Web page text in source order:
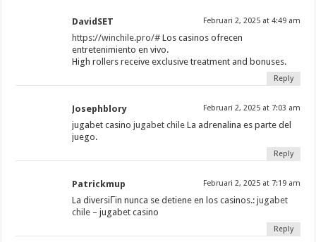
DavidSET Februari 2, 2025 at 4:49 am
https://winchile.pro/# Los casinos ofrecen
entretenimiento en vivo.
High rollers receive exclusive treatment and bonuses.
Reply
Josephblory Februari 2, 2025 at 7:03 am
jugabet casinojugabet chile La adrenalina es parte del
juego.
Reply
Patrickmup Februari 2, 2025 at 7:19 am
La diversiГіn nunca se detiene en los casinos.:jugabet
chile – jugabet casino
Reply